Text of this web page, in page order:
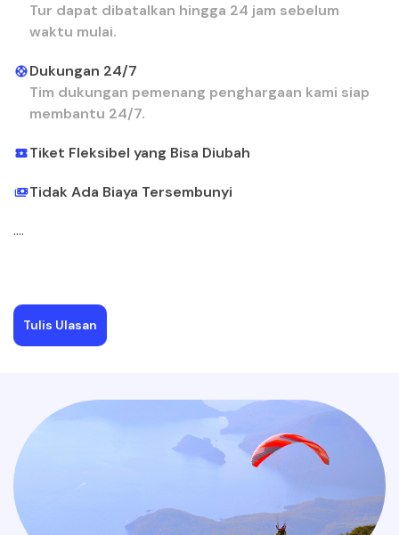
Tur dapat dibatalkan hingga 24 jam sebelum
waktu mulai.
Dukungan 24/7
Tim dukungan pemenang penghargaan kami siap
membantu 24/7.
Tiket Fleksibel yang Bisa Diubah
Tidak Ada Biaya Tersembunyi
....
Tulis Ulasan